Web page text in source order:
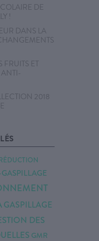
DE
!
DANS LA
ET
ANTI-
2018
GASPILLAGE
DES
GMR